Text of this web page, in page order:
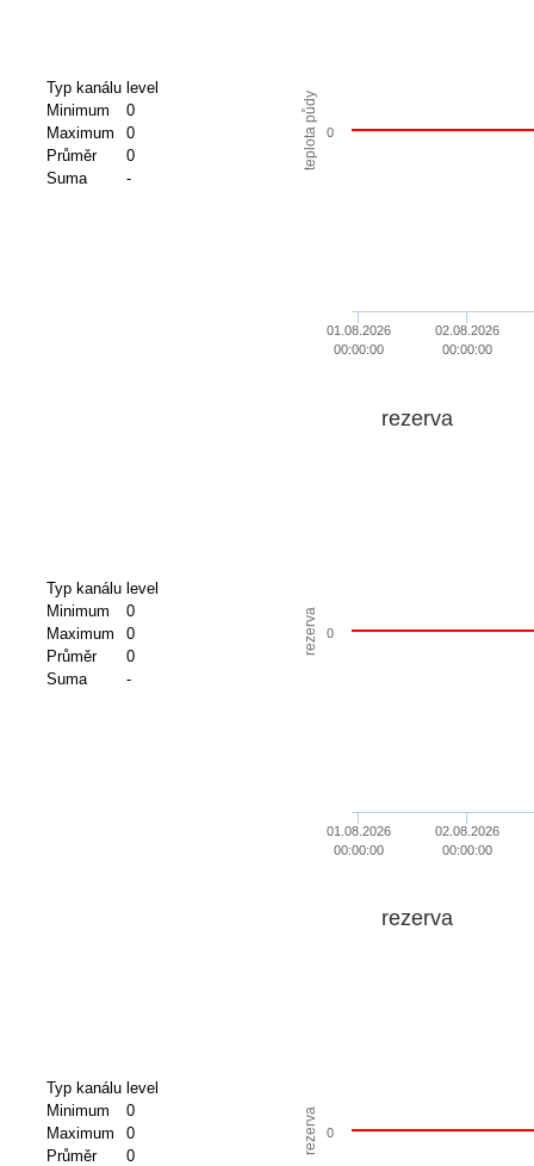
Typ kanálu level
Minimum
0
Maximum
0
Průměr
0
Suma
-
teplota půdy
01.08.2026
00:00:00
02.08.2026
00:00:00
0
Typ kanálu level
Minimum
0
Maximum
0
Průměr
0
Suma
-
rezerva
rezerva
01.08.2026
00:00:00
02.08.2026
00:00:00
0
Typ kanálu level
Minimum
0
Maximum
0
Průměr
0
rezerva
rezerva
0